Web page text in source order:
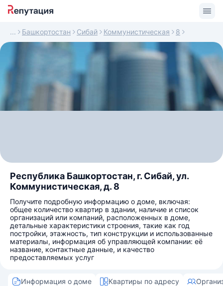
Башкортостан Сибай Коммунистическая 8
Республика Башкортостан, г. Сибай, ул.
Коммунистическая, д. 8
Получите подробную информацию о доме, включая:
общее количество квартир в здании, наличие и список
организаций или компаний, расположенных в доме,
детальные характеристики строения, такие как год
постройки, этажность, тип конструкции и использованные
материалы, информация об управляющей компании: её
название, контактные данные, и качество
предоставляемых услуг
Информация о доме Квартиры по адресу